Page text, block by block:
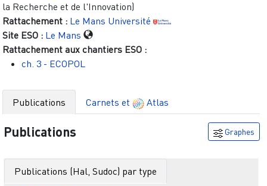
la Recherche et de l'Innovation)
Rattachement : Le Mans Université
Site ESO : Le Mans
Rattachement aux chantiers ESO :
ch. 3 - ECOPOL
Publications Carnets et Atlas
Publications Graphes
Publications (Hal, Sudoc) par type